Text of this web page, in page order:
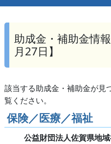
助成金・補助金情
月27日】
該当する助成金・補助金が見
覧ください。
保険／医療／福祉
公益財団法人佐賀県地